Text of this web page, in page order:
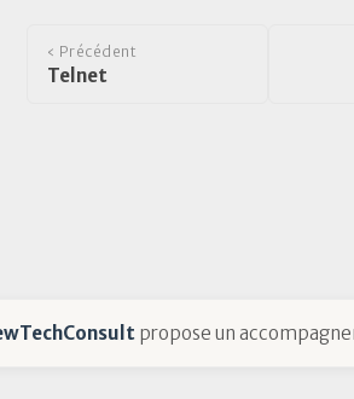
‹ Précédent
Telnet
propose un